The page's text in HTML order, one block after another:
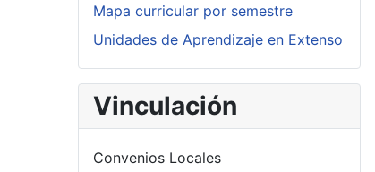
Mapa curricular por semestre
Unidades de Aprendizaje en Extenso
Vinculación
Convenios Locales